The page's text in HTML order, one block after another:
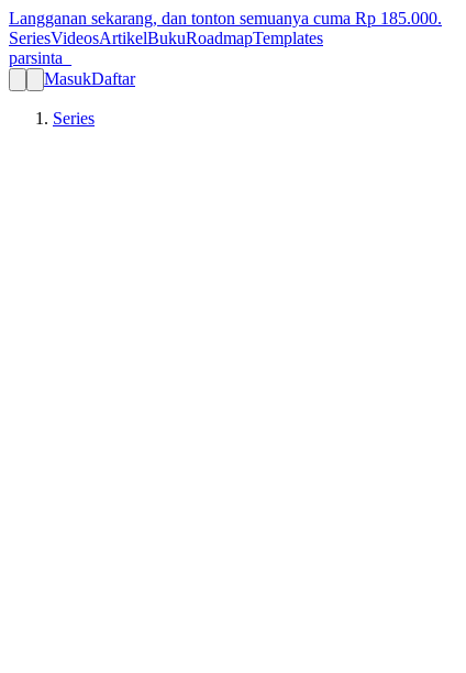
Langganan sekarang, dan tonton semuanya cuma Rp 185.000.
SeriesVideosArtikelBukuRoadmapTemplates
parsinta_
MasukDaftar
Series